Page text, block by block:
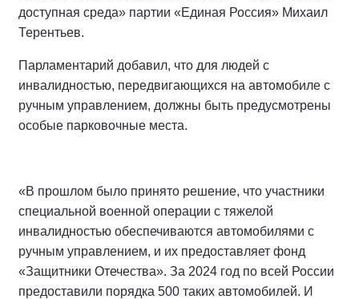
доступная среда» партии «Единая Россия» Михаил
Терентьев.
Парламентарий добавил, что для людей с
инвалидностью, передвигающихся на автомобиле с
ручным управлением, должны быть предусмотрены
особые парковочные места.
«В прошлом было принято решение, что участники
специальной военной операции с тяжелой
инвалидностью обеспечиваются автомобилями с
ручным управлением, и их предоставляет фонд
«Защитники Отечества». За 2024 год по всей России
предоставили порядка 500 таких автомобилей. И